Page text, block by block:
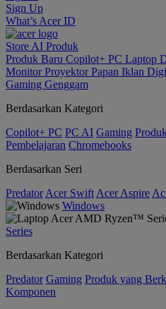
Sign Up
What’s Acer ID
Store AI Produk
Produk Baru Copilot+ PC Laptop
MonitorProyektorPapan Iklan
Gaming Genggam
Berdasarkan Kategori
Copilot+ PC PC AI Gaming
Pembelajaran Chromebooks
Berdasarkan Seri
Predator Acer Swift Acer Aspire
Windows
Series
Berdasarkan Kategori
Predator Gaming Produk yang
Komponen